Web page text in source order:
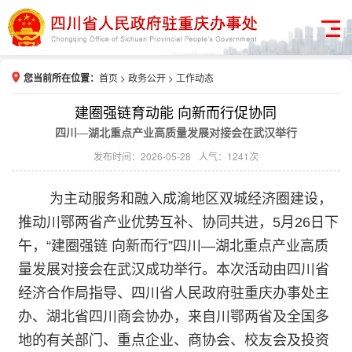
您当前所在位置： 首页 > 政务公开 > 工作动态
建圈强链育动能 向新而行促协同
四川—湖北重点产业高质量发展对接会在武汉举行
发布时间：2026-05-28 人气：1241次
为主动服务和融入成渝地区双城经济圈建设，
推动川鄂两省产业优势互补、协同共进，5月26日下
午，“建圈强链 向新而行”四川—湖北重点产业高质
量发展对接会在武汉成功举行。本次活动由四川省
经济合作局指导、四川省人民政府驻重庆办事处主
办、湖北省四川商会协办，来自川鄂两省及全国多
地的有关部门、重点企业、商协会、校友会及投资